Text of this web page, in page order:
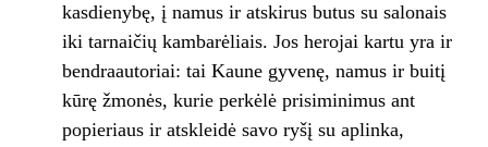
kasdienybę, į namus ir atskirus butus su salonais
iki tarnaičių kambarėliais. Jos herojai kartu yra ir
bendraautoriai: tai Kaune gyvenę, namus ir buitį
kūrę žmonės, kurie perkėlė prisiminimus ant
popieriaus ir atskleidė savo ryšį su aplinka,